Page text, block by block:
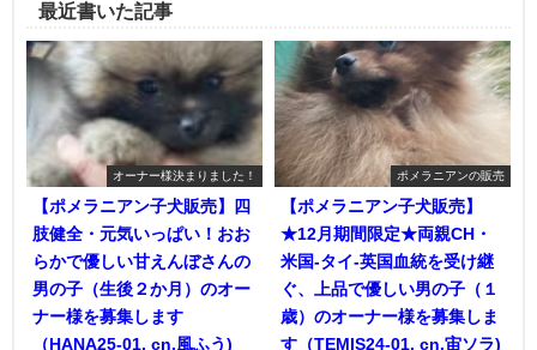
最近書いた記事
オーナー様決まりました！
【ポメラニアン子犬販売】四
肢健全・元気いっぱい！おお
らかで優しい甘えんぼさんの
男の子（生後２か月）のオー
ナー様を募集します
（HANA25-01, cn.風ふう)
ポメラニアンの販売
【ポメラニアン子犬販売】
★12月期間限定★両親CH・
米国-タイ-英国血統を受け継
ぐ、上品で優しい男の子（１
歳）のオーナー様を募集しま
す（TEMIS24-01, cn.宙ソラ)